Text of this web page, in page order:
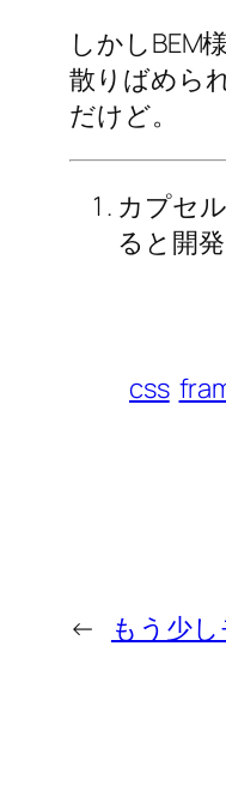
しかしBEM
散りばめら
だけど。
カプセ
ると開
css
← もう少